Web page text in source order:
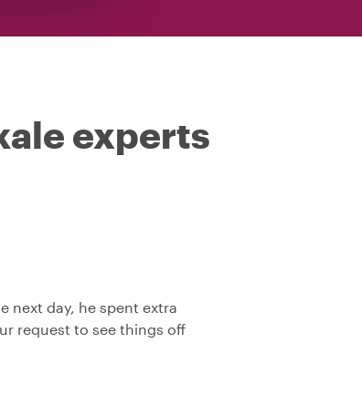
experts
next day, he spent extra
request to see things off